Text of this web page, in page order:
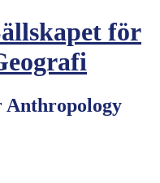
för
Anthropology